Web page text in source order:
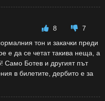
8
7
тон и закачки преди
е да се четат такива неща, а
Само Ботев и другият път
в билетите, дербито е за